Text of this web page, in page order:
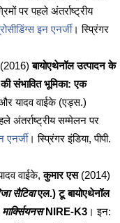
पर पहले अंतर्राष्ट्रीय
इन एनर्जी। स्प्रिंगर
बायोएथेनॉल उत्पादन के
संभावित भूमिका: एक
यादव वाईके (एड्स.)
अंतर्राष्ट्रीय सम्मेलन पर
एनर्जी। स्प्रिंगर इंडिया, पीपी.
वाईके,कुमार एस(2014)
सैटिवाएल.) टू बायोएथेनॉल
NIRE-K3 । इन: